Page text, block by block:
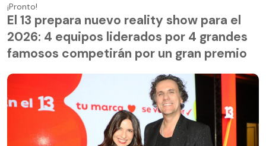
¡Pronto!
El 13 prepara nuevo reality show para el
2026: 4 equipos liderados por 4 grandes
famosos competirán por un gran premio